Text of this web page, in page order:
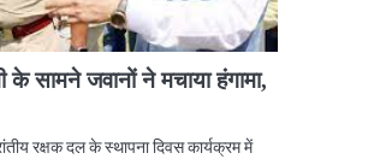
के सामने जवानों ने मचाया हंगामा,
रक्षक दल के स्थापना दिवस कार्यक्रम में